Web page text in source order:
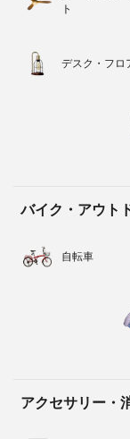
ト
デスク・フロ
バイク・アウト
自転車
アクセサリー・